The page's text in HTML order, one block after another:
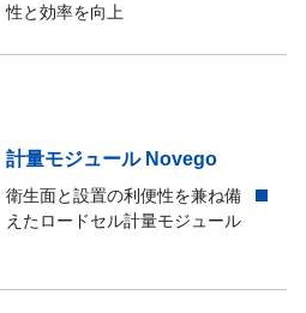
性と効率を向上
計量モジュール Novego
衛生面と設置の利便性を兼ね備
えたロードセル計量モジュール